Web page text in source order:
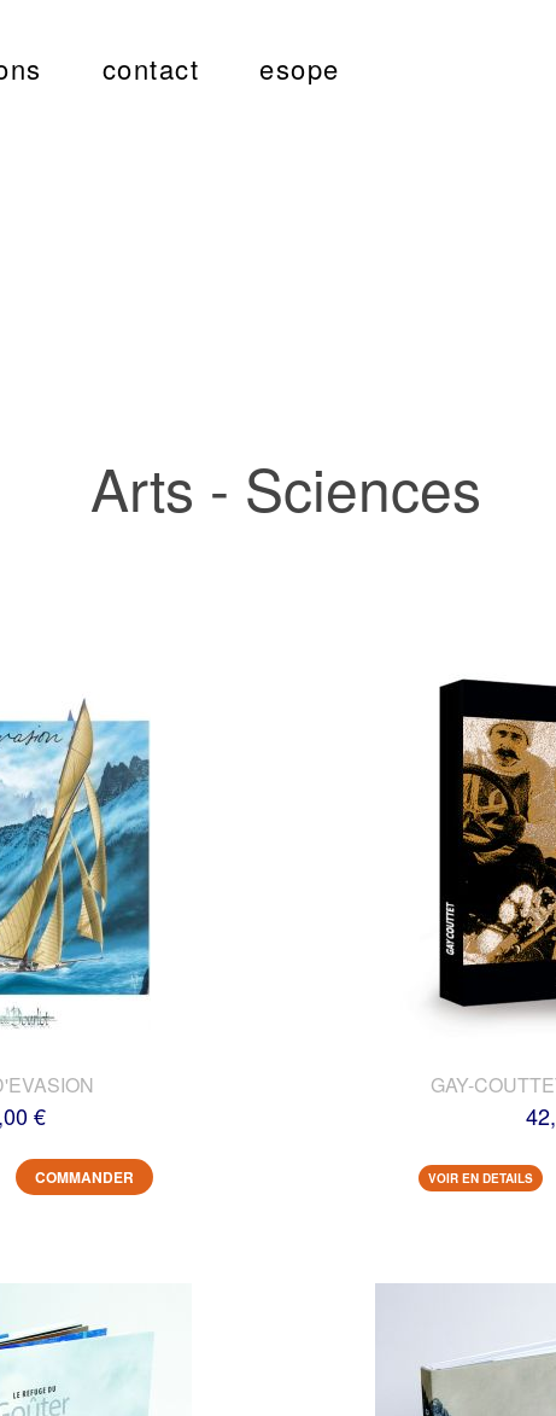
contact esope
Arts - Sciences
€
COMMANDER
GAY-
VOIR EN DETAILS